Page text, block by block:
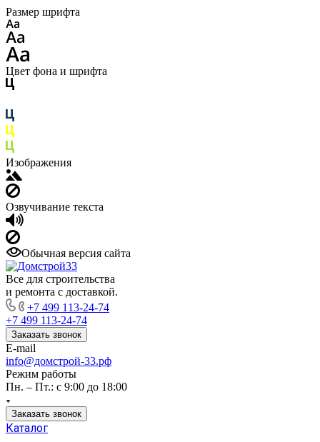
Размер шрифта
Цвет фона и шрифта
Изображения
Озвучивание текста
Обычная версия сайта
Все для строительства
и ремонта с доставкой.
+7 499 113-24-74
+7 499 113-24-74
Заказать звонок
E-mail
info@домстрой-33.рф
Режим работы
Пн. – Пт.: с 9:00 до 18:00
Заказать звонок
Каталог